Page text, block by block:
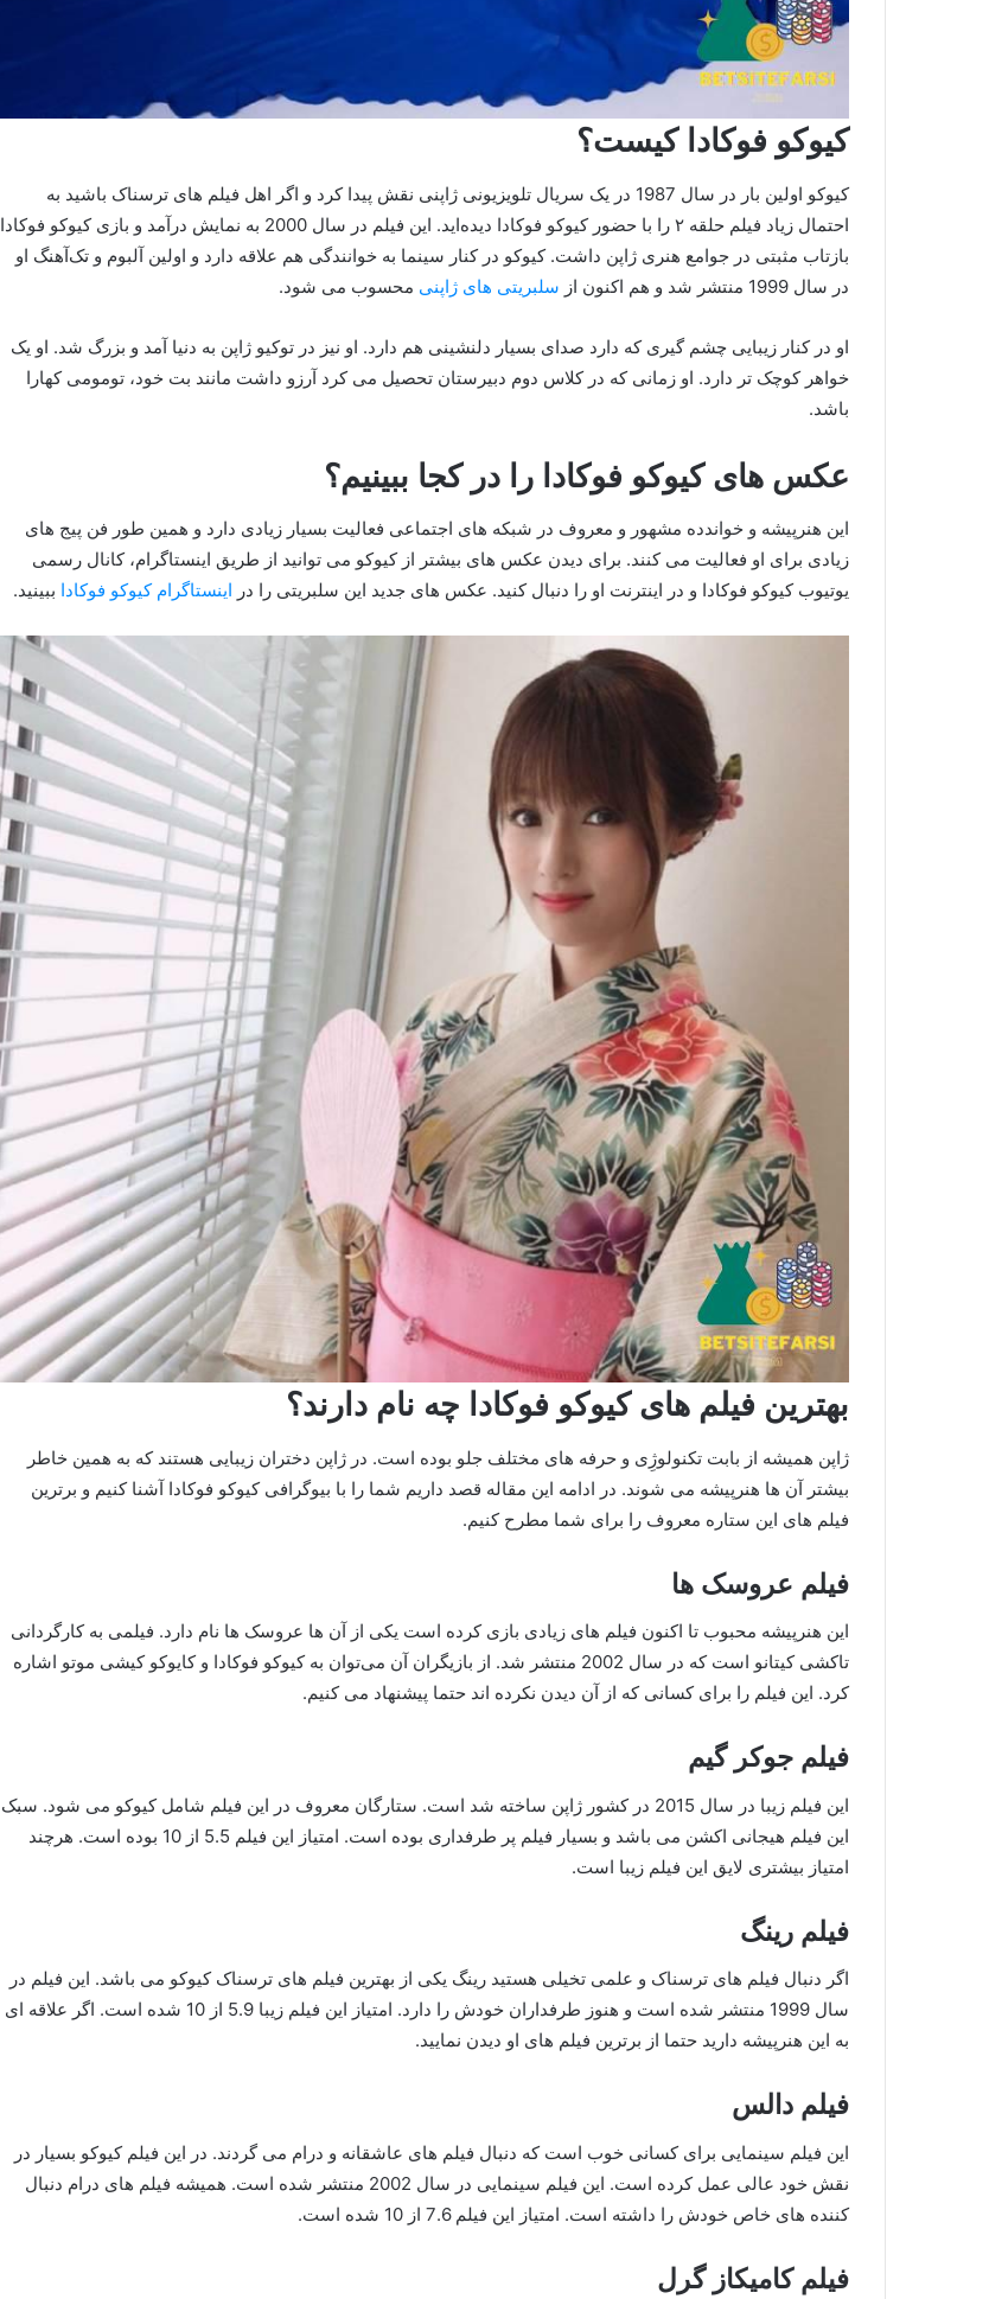
کیوکو فوکادا کیست؟
کیوکو اولین بار در سال 1987 در یک سریال تلویزیونی ژاپنی نقش پیدا کرد و اگر اهل فیلم‌ های ترسناک باشید به
احتمال زیاد فیلم حلقه ۲ را با حضور کیوکو فوکادا دیده‌اید. این فیلم در سال 2000 به نمایش درآمد و بازی کیوکو فوکادا
بازتاب مثبتی در جوامع هنری ژاپن داشت. کیوکو در کنار سینما به خوانندگی هم علاقه دارد و اولین آلبوم و تک‌آهنگ او
در سال 1999 منتشر شد و هم اکنون از
سلبریتی های ژاپنی محسوب می شود.
او در کنار زیبایی چشم گیری که دارد صدای بسیار دلنشینی هم دارد. او نیز در توکیو ژاپن به دنیا آمد و بزرگ شد. او یک
خواهر کوچک تر دارد. او زمانی که در کلاس دوم دبیرستان تحصیل می کرد آرزو داشت مانند بت خود، تومومی کهارا
باشد.
عکس های کیوکو فوکادا را در کجا ببینیم؟
این هنرپیشه و خواندده مشهور و معروف در شبکه های اجتماعی فعالیت بسیار زیادی دارد و همین طور فن پیج های
زیادی برای او فعالیت می کنند. برای دیدن عکس های بیشتر از کیوکو می توانید از طریق اینستاگرام، کانال رسمی
یوتیوب کیوکو فوکادا و در اینترنت او را دنبال کنید. عکس های جدید این سلبریتی را در اینستاگرام کیوکو فوکادا ببینید.
بهترین فیلم های کیوکو فوکادا چه نام دارند؟
ژاپن همیشه از بابت تکنولوژِی و حرفه های مختلف جلو بوده است. در ژاپن دختران زیبایی هستند که به همین خاطر
بیشتر آن ها هنرپیشه می شوند. در ادامه این مقاله قصد داریم شما را با بیوگرافی کیوکو فوکادا آشنا کنیم و برترین
فیلم های این ستاره معروف را برای شما مطرح کنیم.
فیلم عروسک ها
این هنرپیشه محبوب تا اکنون فیلم های زیادی بازی کرده است یکی از آن ها عروسک ها نام دارد. فیلمی به کارگردانی
تاکشی کیتانو است که در سال 2002 منتشر شد. از بازیگران آن می‌توان به کیوکو فوکادا و کایوکو کیشی موتو اشاره
کرد. این فیلم را برای کسانی که از آن دیدن نکرده اند حتما پیشنهاد می کنیم.
فیلم جوکر گیم
این فیلم زیبا در سال 2015 در کشور ژاپن ساخته شد است. ستارگان معروف در این فیلم شامل کیوکو می شود. سبک
این فیلم هیجانی اکشن می باشد و بسیار فیلم پر طرفداری بوده است. امتیاز این فیلم 5.5 از 10 بوده است. هرچند
امتیاز بیشتری لایق این فیلم زیبا است.
فیلم رینگ
اگر دنبال فیلم های ترسناک و علمی تخیلی هستید رینگ یکی از بهترین فیلم های ترسناک کیوکو می باشد. این فیلم در
سال 1999 منتشر شده است و هنوز طرفداران خودش را دارد. امتیاز این فیلم زیبا 5.9 از 10 شده است. اگر علاقه ای
به این هنرپیشه دارید حتما از برترین فیلم های او دیدن نمایید.
فیلم دالس
این فیلم سینمایی برای کسانی خوب است که دنبال فیلم های عاشقانه و درام می گردند. در این فیلم کیوکو بسیار در
نقش خود عالی عمل کرده است. این فیلم سینمایی در سال 2002 منتشر شده است. همیشه فیلم های درام دنبال
کننده های خاص خودش را داشته است. امتیاز این فیلم 7.6 از 10 شده است.
فیلم کامیکاز گرل